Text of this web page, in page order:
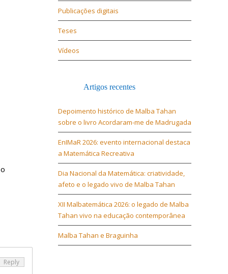
Reply
Publicações digitais
Teses
Vídeos
Artigos recentes
Depoimento histórico de Malba Tahan
sobre o livro Acordaram-me de Madrugada
EnIMaR 2026: evento internacional destaca
a Matemática Recreativa
Dia Nacional da Matemática: criatividade,
afeto e o legado vivo de Malba Tahan
XII Malbatemática 2026: o legado de Malba
Tahan vivo na educação contemporânea
Malba Tahan e Braguinha